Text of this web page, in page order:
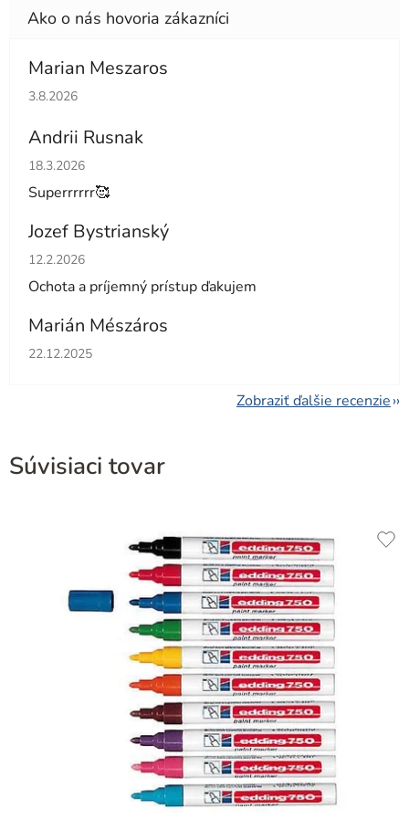
Marian Meszaros
Hodnotenie obchodu je 5 z 5 hviezdičiek.
3.8.2026
Andrii Rusnak
Hodnotenie obchodu je 5 z 5 hviezdičiek.
18.3.2026
Superrrrrr🥰
Jozef Bystrianský
Hodnotenie obchodu je 5 z 5 hviezdičiek.
12.2.2026
Ochota a príjemný prístup ďakujem
Marián Mészáros
Hodnotenie obchodu je 5 z 5 hviezdičiek.
22.12.2025
Zobraziť ďalšie recenzie
Súvisiaci tovar